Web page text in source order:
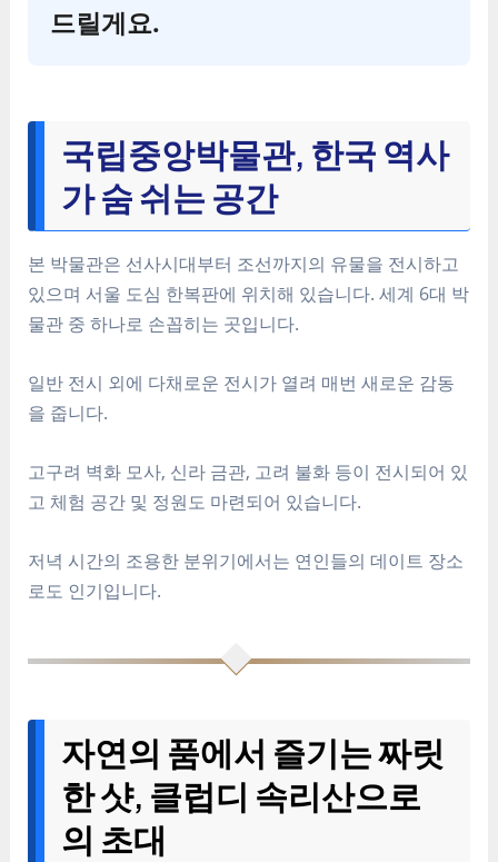
드릴게요.
국립중앙박물관, 한국 역사
가 숨 쉬는 공간
본 박물관은 선사시대부터 조선까지의 유물을 전시하고
있으며 서울 도심 한복판에 위치해 있습니다. 세계 6대 박
물관 중 하나로 손꼽히는 곳입니다.
일반 전시 외에 다채로운 전시가 열려 매번 새로운 감동
을 줍니다.
고구려 벽화 모사, 신라 금관, 고려 불화 등이 전시되어 있
고 체험 공간 및 정원도 마련되어 있습니다.
저녁 시간의 조용한 분위기에서는 연인들의 데이트 장소
로도 인기입니다.
자연의 품에서 즐기는 짜릿
한 샷, 클럽디 속리산으로
의 초대